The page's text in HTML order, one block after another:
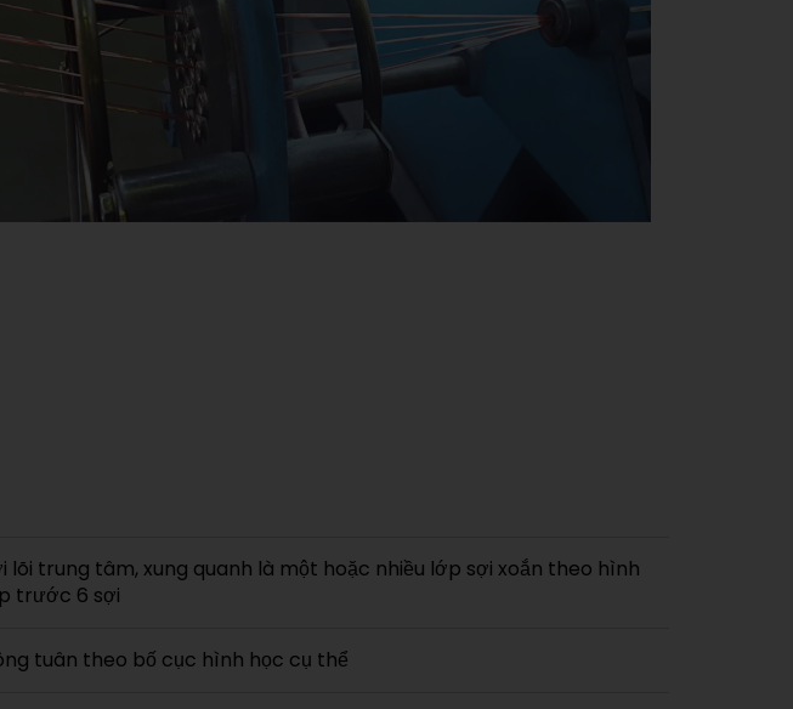
trung tâm, xung quanh là một hoặc nhiều lớp sợi xoắn theo hình
trước 6 sợi
tuân theo bố cục hình học cụ thể